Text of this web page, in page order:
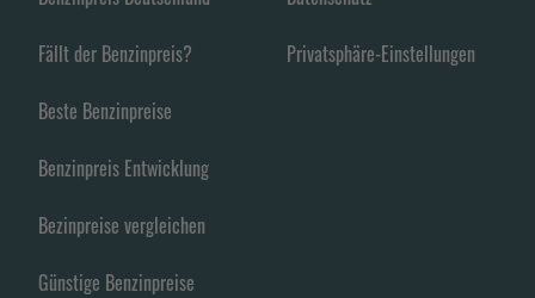
Fällt der Benzinpreis?
Beste Benzinpreise
Benzinpreis Entwicklung
Bezinpreise vergleichen
Günstige Benzinpreise
Privatsphäre-Einstellungen